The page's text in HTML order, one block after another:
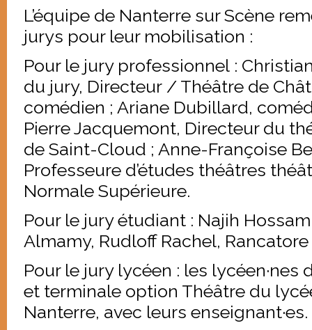
L’équipe de Nanterre sur Scène
jurys pour leur mobilisation :
Pour le jury professionnel :
du jury, Directeur / Théâtre de
comédien ; Ariane Dubillard,
Pierre Jacquemont, Directeur du
de Saint-Cloud ; Anne-Françoise
Professeure d’études théâtres
Normale Supérieure.
Pour le jury étudiant : Najih
Almamy, Rudloff Rachel,
Pour le jury lycéen : les lycéen·nes
et terminale option Théâtre du
Nanterre, avec leurs enseignant·es.